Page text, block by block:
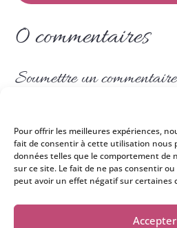
Pour offrir les meilleures expériences,
fait de consentir à cette utilisation nous
données telles que le comportement de
sur ce site. Le fait de ne pas consentir
peut avoir un effet négatif sur certaines
Accepter
0 commentaires
Soumettre un commentaire